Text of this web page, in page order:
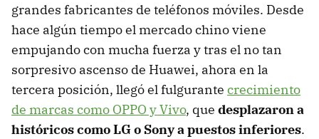
grandes fabricantes de teléfonos móviles. Desde
hace algún tiempo el mercado chino viene
empujando con mucha fuerza y tras el no tan
sorpresivo ascenso de Huawei, ahora en la
tercera posición, llegó el fulgurante crecimiento
de marcas como OPPO y Vivo, que desplazaron a
históricos como LG o Sony a puestos inferiores.